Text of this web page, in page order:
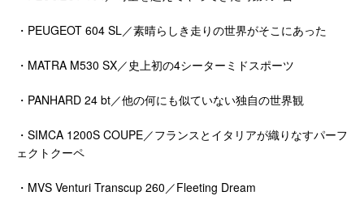
・PEUGEOT 604 SL／素晴らしき走りの世界がそこにあった
・MATRA M530 SX／史上初の4シーターミドスポーツ
・PANHARD 24 bt／他の何にも似ていない独自の世界観
・SIMCA 1200S COUPE／フランスとイタリアが織りなすパーフ
ェクトクーペ
・MVS Venturi Transcup 260／Fleeting Dream